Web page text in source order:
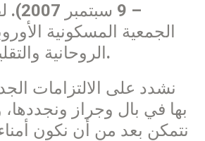
– 9
الجمعية المسكونية
الروحانية والتقليد الأرثوذكسي.
نشدد على الالتزامات
بها في بال وجراز ونجددها،
نتمكن بعد من أن نكون